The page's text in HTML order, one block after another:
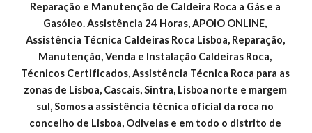
Reparação e Manutenção de Caldeira Roca a Gás e a
Gasóleo. Assistência 24 Horas, APOIO ONLINE,
Assistência Técnica Caldeiras Roca Lisboa, Reparação,
Manutenção, Venda e Instalação Caldeiras Roca,
Técnicos Certificados, Assistência Técnica Roca para as
zonas de Lisboa, Cascais, Sintra, Lisboa norte e margem
sul, Somos a assistência técnica oficial da roca no
concelho de Lisboa, Odivelas e em todo o distrito de